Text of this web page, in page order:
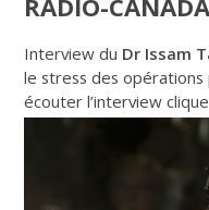
Interview du Dr Issam
le stress des opérations
écouter l’interview